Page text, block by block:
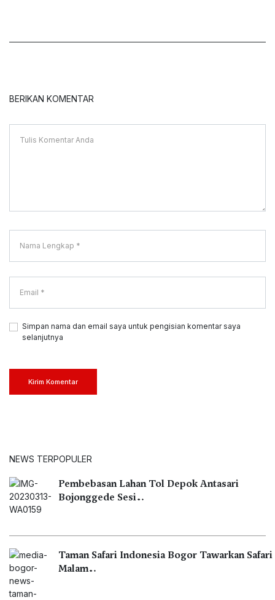
BERIKAN KOMENTAR
Simpan nama dan email saya untuk pengisian komentar saya
selanjutnya
Kirim Komentar
NEWS TERPOPULER
Pembebasan Lahan Tol Depok Antasari
Bojonggede Sesi…
Taman Safari Indonesia Bogor Tawarkan Safari
Malam…